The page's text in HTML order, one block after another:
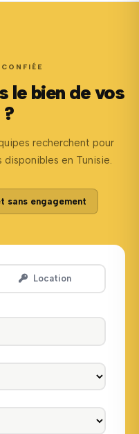
le bien de vos
recherchent pour
en Tunisie.
sans engagement
Location